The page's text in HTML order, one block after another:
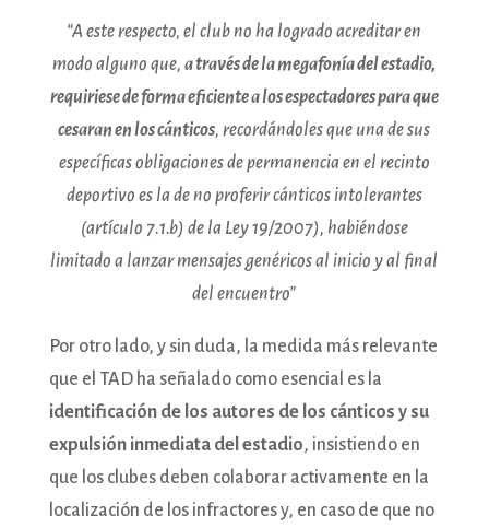
“A este respecto, el club no ha logrado acreditar en
modo alguno que,a través de la megafonía del estadio,
requiriese de forma eficiente a los espectadores para que
cesaran en los cánticos, recordándoles que una de sus
específicas obligaciones de permanencia en el recinto
deportivo es la de no proferir cánticos intolerantes
(artículo 7.1.b) de la Ley 19/2007), habiéndose
limitado a lanzar mensajes genéricos al inicio y al final
del encuentro”
Por otro lado, y sin duda, la medida más relevante
que el TAD ha señalado como esencial es la
identificación de los autores de los cánticos y su
expulsión inmediata del estadio, insistiendo en
que los clubes deben colaborar activamente en la
localización de los infractores y, en caso de que no